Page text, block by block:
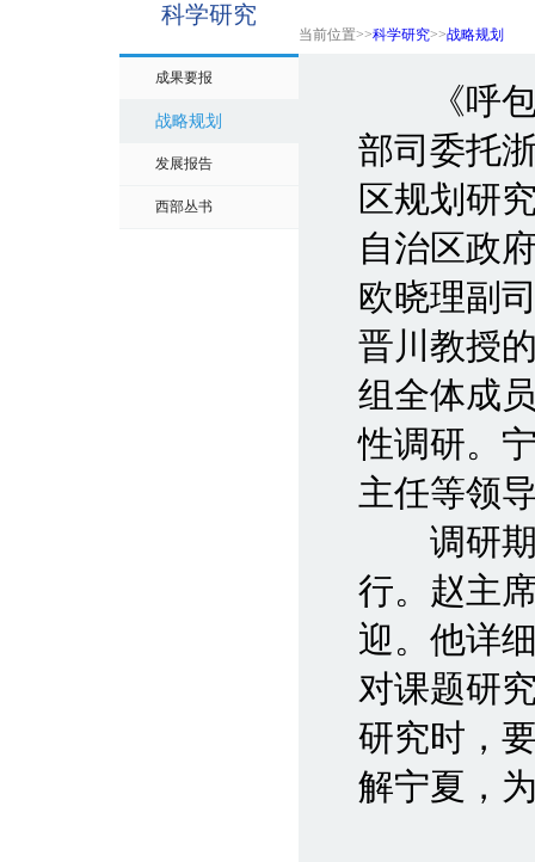
科学研究
当前位置>>科学研究>>战略规划
成果要报
战略规划
发展报告
西部丛书
《呼包
部司委托
区规划研
自治区政
欧晓理副
晋川教授
组全体成
性调研。
主任等领
调研期
行。赵主
迎。他详
对课题研
研究时，
解宁夏，